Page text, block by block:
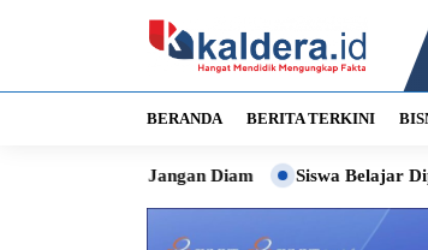
BERANDA BERITA TERKINI
Siswa Belajar Dipisah Tirai,